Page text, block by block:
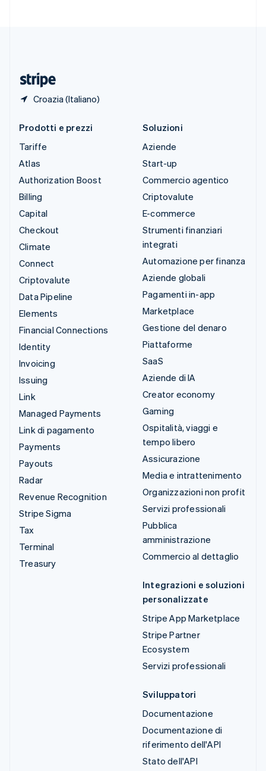
Croazia (Italiano)
Prodotti e prezzi
Tariffe
Atlas
Authorization Boost
Billing
Capital
Checkout
Climate
Connect
Criptovalute
Data Pipeline
Elements
Financial Connections
Identity
Invoicing
Issuing
Link
Managed Payments
Link di pagamento
Payments
Payouts
Radar
Revenue Recognition
Stripe Sigma
Tax
Terminal
Treasury
Soluzioni
Aziende
Start-up
Commercio agentico
Criptovalute
E-commerce
Strumenti finanziari
integrati
Automazione per finanza
Aziende globali
Pagamenti in-app
Marketplace
Gestione del denaro
Piattaforme
SaaS
Aziende di IA
Creator economy
Gaming
Ospitalità, viaggi e
tempo libero
Assicurazione
Media e intrattenimento
Organizzazioni non profit
Servizi professionali
Pubblica
amministrazione
Commercio al dettaglio
Integrazioni e soluzioni
personalizzate
Stripe App Marketplace
Stripe Partner
Ecosystem
Servizi professionali
Sviluppatori
Documentazione
Documentazione di
riferimento dell'API
Stato dell'API